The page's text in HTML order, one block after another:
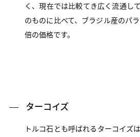
く、現在では比較てき広く流通し
のものに比べて、ブラジル産のパ
倍の価格です。
ターコイズ
トルコ石とも呼ばれるターコイズ